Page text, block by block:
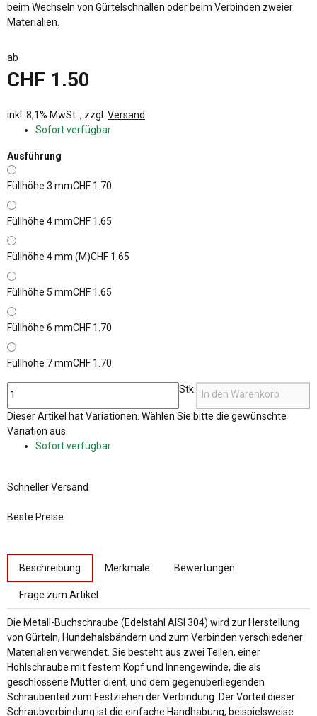
beim Wechseln von Gürtelschnallen oder beim Verbinden zweier
Materialien.
ab
CHF 1.50
inkl. 8,1% MwSt. , zzgl. Versand
Sofort verfügbar
Ausführung
Füllhöhe 3 mmCHF 1.70
Füllhöhe 4 mmCHF 1.65
Füllhöhe 4 mm (M)CHF 1.65
Füllhöhe 5 mmCHF 1.65
Füllhöhe 6 mmCHF 1.70
Füllhöhe 7 mmCHF 1.70
Stk.
In den Warenkorb
xDieser Artikel hat Variationen. Wählen Sie bitte die gewünschte
Variation aus.
Sofort verfügbar
Schneller Versand
Beste Preise
Beschreibung Merkmale Bewertungen
Frage zum Artikel
Die Metall-Buchschraube (Edelstahl AISI 304) wird zur Herstellung
von Gürteln, Hundehalsbändern und zum Verbinden verschiedener
Materialien verwendet. Sie besteht aus zwei Teilen, einer
Hohlschraube mit festem Kopf und Innengewinde, die als
geschlossene Mutter dient, und dem gegenüberliegenden
Schraubenteil zum Festziehen der Verbindung. Der Vorteil dieser
Schraubverbindung ist die einfache Handhabung, beispielsweise